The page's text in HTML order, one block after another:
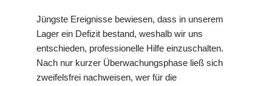
Jüngste Ereignisse bewiesen, dass in unserem
Lager ein Defizit bestand, weshalb wir uns
entschieden, professionelle Hilfe einzuschalten.
Nach nur kurzer Überwachungsphase ließ sich
zweifelsfrei nachweisen, wer für die